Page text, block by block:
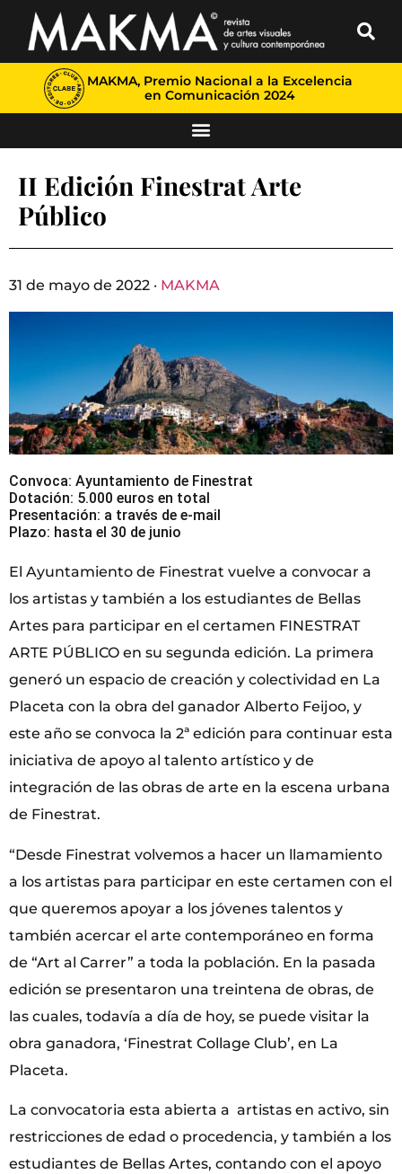
MAKMA, Premio Nacional a la Excelencia
en Comunicación 2024
II Edición Finestrat Arte
Público
31 de mayo de 2022 · MAKMA
Convoca: Ayuntamiento de Finestrat
Dotación: 5.000 euros en total
Presentación: a través de e-mail
Plazo: hasta el 30 de junio
El Ayuntamiento de Finestrat vuelve a convocar a
los artistas y también a los estudiantes de Bellas
Artes para participar en el certamen FINESTRAT
ARTE PÚBLICO en su segunda edición. La primera
generó un espacio de creación y colectividad en La
Placeta con la obra del ganador Alberto Feijoo, y
este año se convoca la 2ª edición para continuar esta
iniciativa de apoyo al talento artístico y de
integración de las obras de arte en la escena urbana
de Finestrat.
“Desde Finestrat volvemos a hacer un llamamiento
a los artistas para participar en este certamen con el
que queremos apoyar a los jóvenes talentos y
también acercar el arte contemporáneo en forma
de “Art al Carrer” a toda la población. En la pasada
edición se presentaron una treintena de obras, de
las cuales, todavía a día de hoy, se puede visitar la
obra ganadora, ‘Finestrat Collage Club’, en La
Placeta.
La convocatoria esta abierta a artistas en activo, sin
restricciones de edad o procedencia, y también a los
estudiantes de Bellas Artes, contando con el apoyo